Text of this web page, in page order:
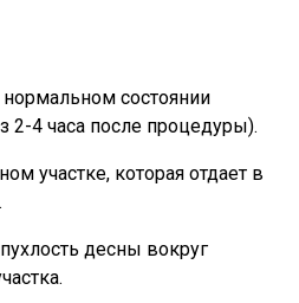
состоянии
2-4 часа после процедуры).
участке, которая отдает в
десны вокруг